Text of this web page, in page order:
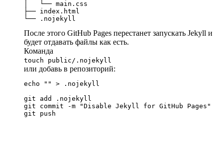
│   └── main.css
├── index.html
└── .nojekyll
После этого GitHub Pages перестанет запускать Jekyll и
будет отдавать файлы как есть.
Команда
touch public/.nojekyll
или добавь в репозиторий:
echo "" > .nojekyll
git add .nojekyll
git commit -m "Disable Jekyll for GitHub Pages"
git push